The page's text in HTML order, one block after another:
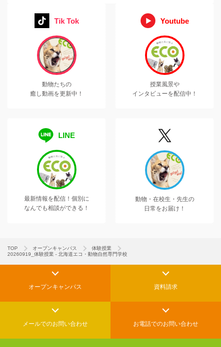
Tik Tok
動物たちの
癒し動画を更新中！
Youtube
授業風景や
インタビューを配信中！
LINE
最新情報を配信！ 個別に
なんでも相談ができる！
動物・在校生・先生の
日常をお届け！
TOP オープンキャンパス
体験授業
20260919_体験授業 - 北海道エコ・動物自然専門学校
オープンキャンパス 資料請求
メールでのお問い合わせ お電話でのお問い合わせ